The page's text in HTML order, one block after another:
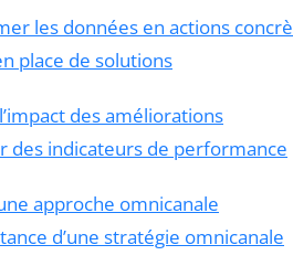
les données en actions
place de solutions
des améliorations
des indicateurs de performance
approche omnicanale
d’une stratégie omnicanale